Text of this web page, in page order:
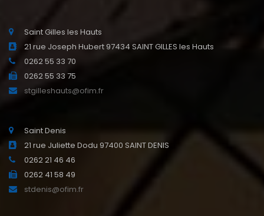
Saint Gilles les Hauts
21 rue Joseph Hubert 97434 SAINT GILLES les Hauts
0262 55 33 70
0262 55 33 75
stgilleshauts@ofim.fr
Saint Denis
21 rue Juliette Dodu 97400 SAINT DENIS
0262 21 46 46
0262 41 58 49
stdenis@ofim.fr